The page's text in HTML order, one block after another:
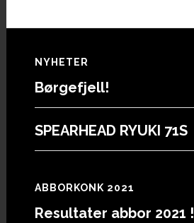
Footer
NYHETER
Børgefjell!
SPEARHEAD RYUKI 71S
ABBORKONK 2021
Resultater abbor 2021